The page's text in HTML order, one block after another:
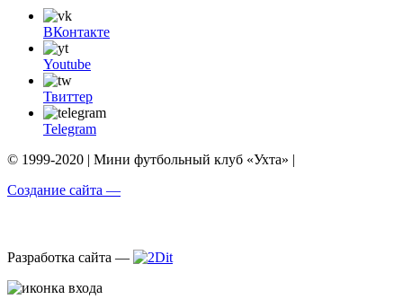
ВКонтакте
Youtube
Твиттер
Telegram
© 1999-2020 | Мини футбольный клуб «Ухта» |
Создание сайта —
Разработка сайта —